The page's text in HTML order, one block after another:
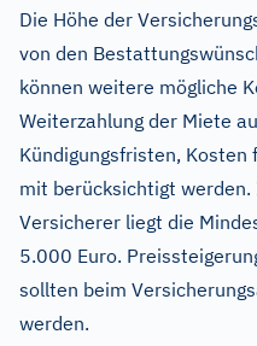
Die Höhe der
von den
können weitere mögliche
Weiterzahlung der Miete
Kündigungsfristen, Kosten
mit berücksichtigt werden.
Versicherer liegt die
5.000 Euro.
sollten beim
werden.